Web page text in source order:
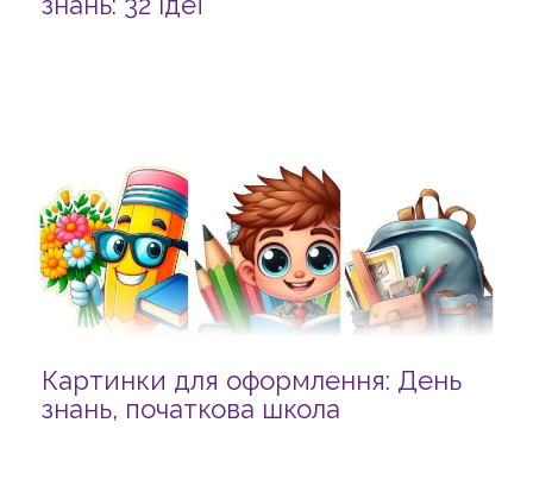
Картинки для оформлення: День
знань, початкова школа